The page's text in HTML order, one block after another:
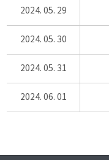
2024. 05. 29
2024. 05. 30
2024. 05. 31
2024. 06. 01